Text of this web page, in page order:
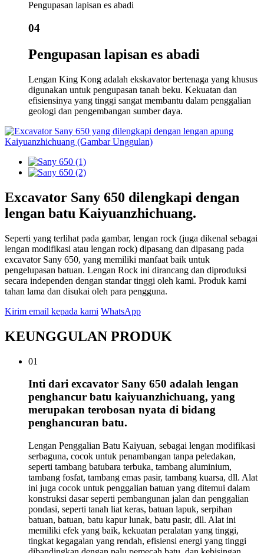
Pengupasan lapisan es abadi
04
Pengupasan lapisan es abadi
Lengan King Kong adalah ekskavator bertenaga yang khusus
digunakan untuk pengupasan tanah beku. Kekuatan dan
efisiensinya yang tinggi sangat membantu dalam penggalian
geologi dan pengembangan sumber daya.
Excavator Sany 650 dilengkapi dengan
lengan batu Kaiyuanzhichuang.
Seperti yang terlihat pada gambar, lengan rock (juga dikenal sebagai
lengan modifikasi atau lengan rock) dipasang dan dipasang pada
excavator Sany 650, yang memiliki manfaat baik untuk
pengelupasan batuan. Lengan Rock ini dirancang dan diproduksi
secara independen dengan standar tinggi oleh kami. Produk kami
tahan lama dan disukai oleh para pengguna.
Kirim email kepada kami WhatsApp
KEUNGGULAN PRODUK
01
Inti dari excavator Sany 650 adalah lengan
penghancur batu kaiyuanzhichuang, yang
merupakan terobosan nyata di bidang
penghancuran batu.
Lengan Penggalian Batu Kaiyuan, sebagai lengan modifikasi
serbaguna, cocok untuk penambangan tanpa peledakan,
seperti tambang batubara terbuka, tambang aluminium,
tambang fosfat, tambang emas pasir, tambang kuarsa, dll. Alat
ini juga cocok untuk penggalian batuan yang ditemui dalam
konstruksi dasar seperti pembangunan jalan dan penggalian
pondasi, seperti tanah liat keras, batuan lapuk, serpihan
batuan, batuan, batu kapur lunak, batu pasir, dll. Alat ini
memiliki efek yang baik, kekuatan peralatan yang tinggi,
tingkat kegagalan yang rendah, efisiensi energi yang tinggi